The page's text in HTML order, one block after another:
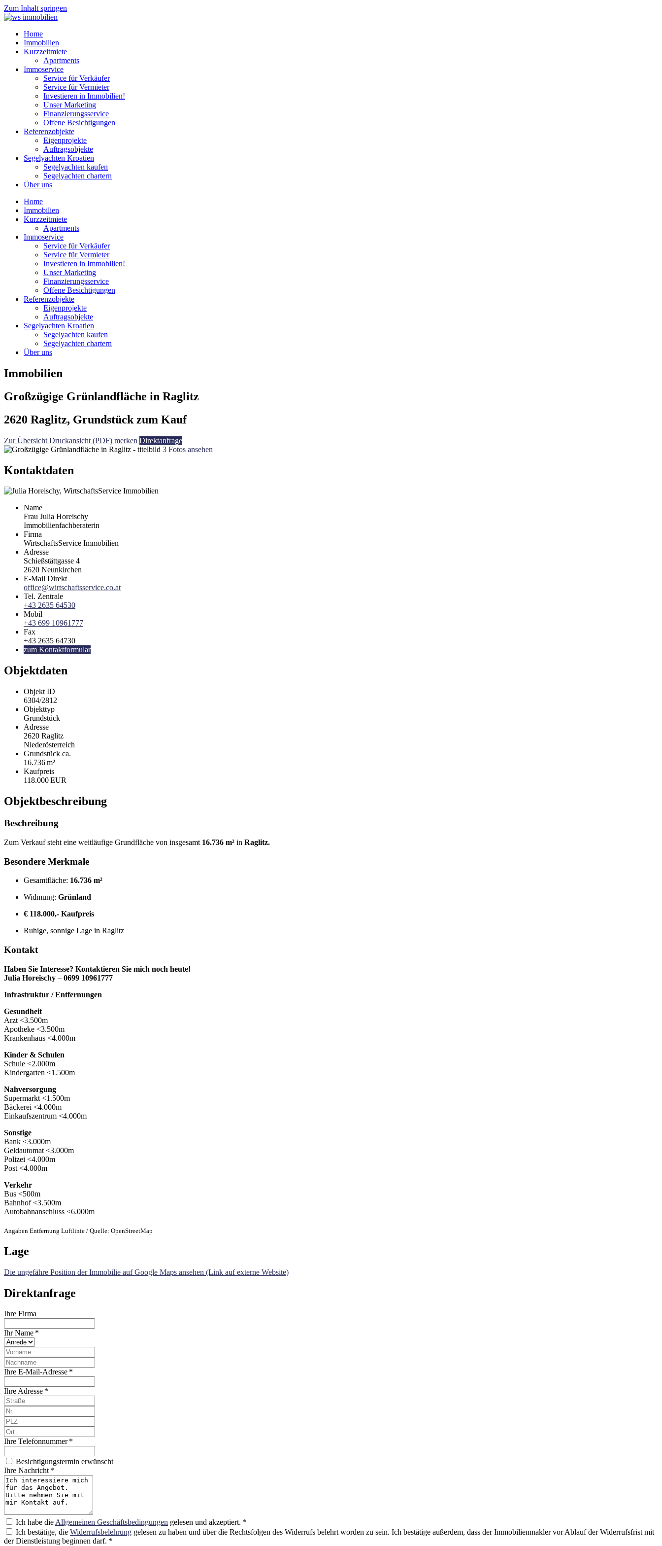
Zum Inhalt springen
Home
Immobilien
Kurzzeitmiete
Apartments
Immoservice
Service für Verkäufer
Service für Vermieter
Investieren in Immobilien!
Unser Marketing
Finanzierungsservice
Offene Besichtigungen
Referenzobjekte
Eigenprojekte
Auftragsobjekte
Segelyachten Kroatien
Segelyachten kaufen
Segelyachten chartern
Über uns
Home
Immobilien
Kurzzeitmiete
Apartments
Immoservice
Service für Verkäufer
Service für Vermieter
Investieren in Immobilien!
Unser Marketing
Finanzierungsservice
Offene Besichtigungen
Referenzobjekte
Eigenprojekte
Auftragsobjekte
Segelyachten Kroatien
Segelyachten kaufen
Segelyachten chartern
Über uns
Immobilien
Großzügige Grünlandfläche in Raglitz
2620 Raglitz, Grundstück zum Kauf
Zur Übersicht Druckansicht (PDF) merken Direktanfrage
3 Fotos ansehen
Kontaktdaten
Name
Frau Julia Horeischy
Immobilienfachberaterin
Firma
WirtschaftsService Immobilien
Adresse
Schießstättgasse 4
2620 Neunkirchen
E-Mail Direkt
office@wirtschaftsservice.co.at
Tel. Zentrale
+43 2635 64530
Mobil
+43 699 10961777
Fax
+43 2635 64730
zum Kontaktformular
Objektdaten
Objekt ID
6304/2812
Objekttyp
Grundstück
Adresse
2620 Raglitz
Niederösterreich
Grund­stück ca.
16.736 m²
Kaufpreis
118.000 EUR
Objekt­beschreibung
Beschreibung
Zum Verkauf steht eine weitläufige Grundfläche von insgesamt 16.736 m² in Raglitz.
Besondere Merkmale
Gesamtfläche: 16.736 m²
Widmung: Grünland
€ 118.000,- Kaufpreis
Ruhige, sonnige Lage in Raglitz
Kontakt
Haben Sie Interesse? Kontaktieren Sie mich noch heute!
Julia Horeischy – 0699 10961777
Infrastruktur / Entfernungen
Gesundheit
Arzt <3.500m
Apotheke <3.500m
Krankenhaus <4.000m
Kinder & Schulen
Schule <2.000m
Kindergarten <1.500m
Nahversorgung
Supermarkt <1.500m
Bäckerei <4.000m
Einkaufszentrum <4.000m
Sonstige
Bank <3.000m
Geldautomat <3.000m
Polizei <4.000m
Post <4.000m
Verkehr
Bus <500m
Bahnhof <3.500m
Autobahnanschluss <6.000m
Angaben Entfernung Luftlinie / Quelle: OpenStreetMap
Lage
Die ungefähre Position der Immobilie auf Google Maps ansehen (Link auf externe Website)
Direktanfrage
Ihre Firma
Ihr Name *
Ihre E-Mail-Adresse *
Ihre Adresse *
Ihre Telefonnummer *
Besichtigungstermin erwünscht
Ihre Nachricht *
Ich habe dieAllgemeinen Geschäftsbedingungen gelesen und akzeptiert. *
Ich bestätige, die Widerrufsbelehrung gelesen zu haben und über die Rechtsfolgen des Widerrufs belehrt worden zu sein. Ich bestätige außerdem, dass der Immobilienmakler vor Ablauf der Widerrufsfrist mit
der Dienstleistung beginnen darf. *